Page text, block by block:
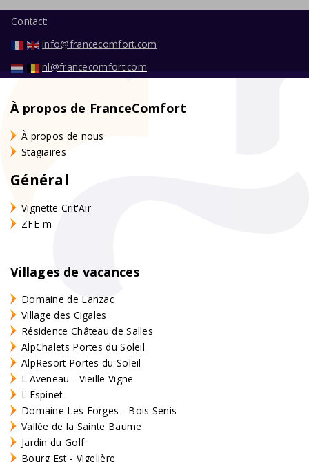
Contact:
info@francecomfort.com
nl@francecomfort.com
À propos de FranceComfort
À propos de nous
Stagiaires
Général
Vignette Crit'Air
ZFE-m
Villages de vacances
Domaine de Lanzac
Village des Cigales
Résidence Château de Salles
AlpChalets Portes du Soleil
AlpResort Portes du Soleil
L'Aveneau - Vieille Vigne
L'Espinet
Domaine Les Forges - Bois Senis
Vallée de la Sainte Baume
Jardin du Golf
Bourg Est - Vigelière